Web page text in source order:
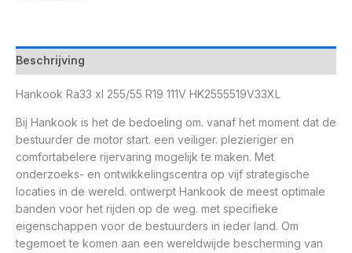
Beschrijving
Hankook Ra33 xl 255/55 R19 111V HK2555519V33XL
Bij Hankook is het de bedoeling om. vanaf het moment dat de
bestuurder de motor start. een veiliger. plezieriger en
comfortabelere rijervaring mogelijk te maken. Met
onderzoeks- en ontwikkelingscentra op vijf strategische
locaties in de wereld. ontwerpt Hankook de meest optimale
banden voor het rijden op de weg. met specifieke
eigenschappen voor de bestuurders in ieder land. Om
tegemoet te komen aan een wereldwijde bescherming van